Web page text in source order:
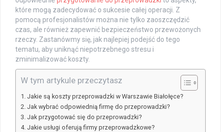
które mogą zadecydować o sukcesie całej operacji. Z
pomocą profesjonalistów można nie tylko zaoszczędzić
czas, ale również zapewnić bezpieczeństwo przewożonych
rzeczy. Zastanówmy się, jak najlepiej podejść do tego
tematu, aby uniknąć niepotrzebnego stresu i
zminimalizować koszty.
W tym artykule przeczytasz
Jakie są koszty przeprowadzki w Warszawie Białołęce?
Jak wybrać odpowiednią firmę do przeprowadzki?
Jak przygotować się do przeprowadzki?
Jakie usługi oferują firmy przeprowadzkowe?